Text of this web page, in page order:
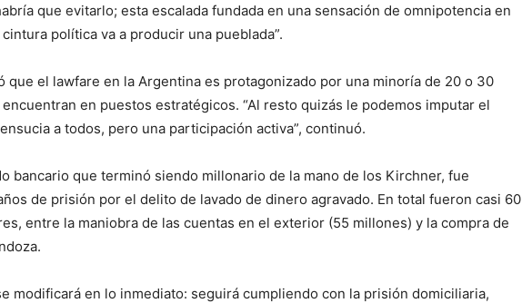
que evitarlo; esta escalada fundada en una sensación de omnipotencia en
política va a producir una pueblada”.
que el lawfare en la Argentina es protagonizado por una minoría de 20 o 30
en puestos estratégicos. “Al resto quizás le podemos imputar el
a todos, pero una participación activa”, continuó.
bancario que terminó siendo millonario de la mano de los Kirchner, fue
de prisión por el delito de lavado de dinero agravado. En total fueron casi 60
entre la maniobra de las cuentas en el exterior (55 millones) y la compra de
modificará en lo inmediato: seguirá cumpliendo con la prisión domiciliaria,